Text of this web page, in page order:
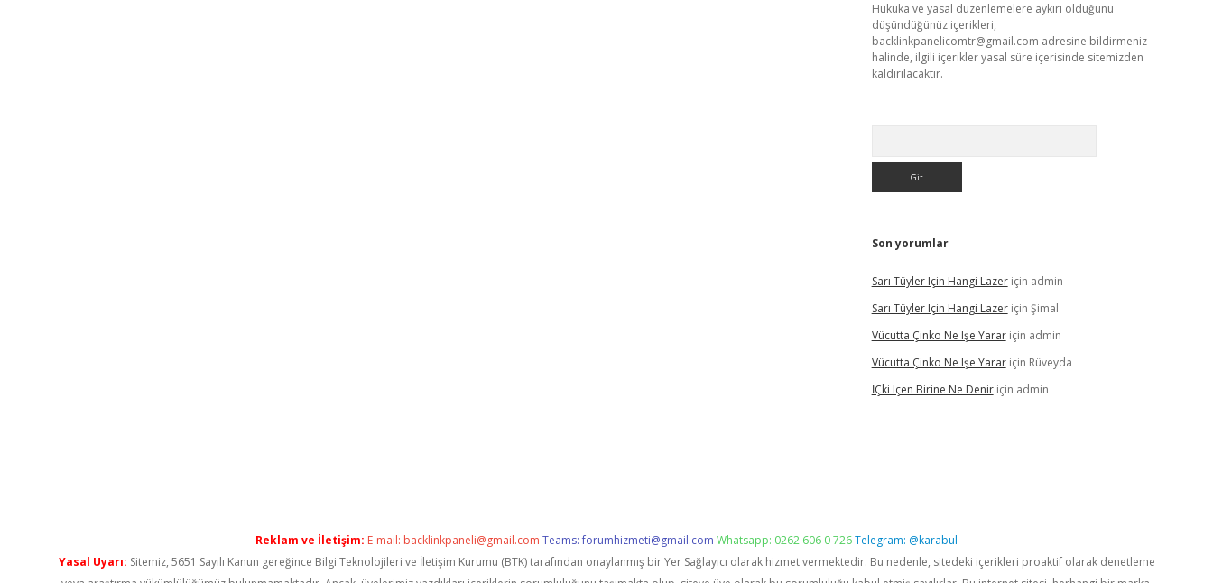
Hukuka ve yasal düzenlemelere aykırı olduğunu
düşündüğünüz içerikleri,
backlinkpanelicomtr@gmail.com adresine bildirmeniz
halinde, ilgili içerikler yasal süre içerisinde sitemizden
kaldırılacaktır.
Son yorumlar
Sarı Tüyler Için Hangi Lazeriçin admin
Sarı Tüyler Için Hangi Lazeriçin Şimal
Vücutta Çinko Ne Işe Yarariçin admin
Vücutta Çinko Ne Işe Yarariçin Rüveyda
İÇki Içen Birine Ne Deniriçin admin
Reklam ve İletişim: E-mail: backlinkpaneli@gmail.com Teams:forumhizmeti@gmail.com Whatsapp: 0262 606 0 726Telegram: @karabul
Yasal Uyarı: Sitemiz, 5651 Sayılı Kanun gereğince Bilgi Teknolojileri ve İletişim Kurumu (BTK) tarafından onaylanmış bir Yer Sağlayıcı olarak hizmet vermektedir. Bu nedenle, sitedeki içerikleri proaktif olarak denetleme